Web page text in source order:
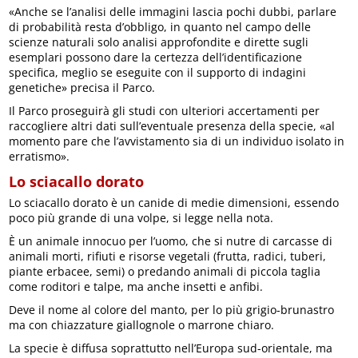
«Anche se l’analisi delle immagini lascia pochi dubbi, parlare
di probabilità resta d’obbligo, in quanto nel campo delle
scienze naturali solo analisi approfondite e dirette sugli
esemplari possono dare la certezza dell’identificazione
specifica, meglio se eseguite con il supporto di indagini
genetiche» precisa il Parco.
Il Parco proseguirà gli studi con ulteriori accertamenti per
raccogliere altri dati sull’eventuale presenza della specie, «al
momento pare che l’avvistamento sia di un individuo isolato in
erratismo».
Lo sciacallo dorato
Lo sciacallo dorato è un canide di medie dimensioni, essendo
poco più grande di una volpe, si legge nella nota.
È un animale innocuo per l’uomo, che si nutre di carcasse di
animali morti, rifiuti e risorse vegetali (frutta, radici, tuberi,
piante erbacee, semi) o predando animali di piccola taglia
come roditori e talpe, ma anche insetti e anfibi.
Deve il nome al colore del manto, per lo più grigio-brunastro
ma con chiazzature giallognole o marrone chiaro.
La specie è diffusa soprattutto nell’Europa sud-orientale, ma